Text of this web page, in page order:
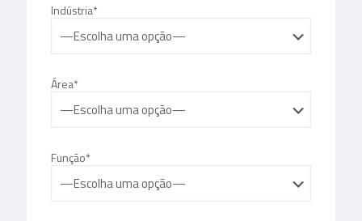
Indústria*
Área*
Função*